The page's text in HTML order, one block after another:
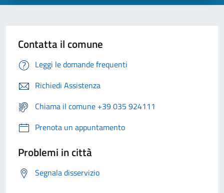
Contatta il comune
Leggi le domande frequenti
Richiedi Assistenza
Chiama il comune +39 035 924111
Prenota un appuntamento
Problemi in città
Segnala disservizio